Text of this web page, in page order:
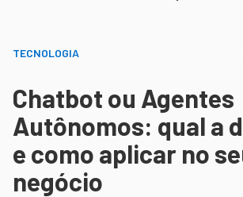
TECNOLOGIA
Chatbot ou Agentes
Autônomos: qual a
e como aplicar no
negócio